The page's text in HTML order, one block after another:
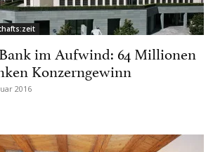
im Aufwind: 64 Millionen
Konzerngewinn
2016